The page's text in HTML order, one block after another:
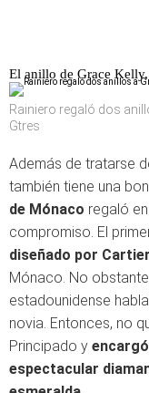
El anillo de Grace
Rainiero regaló dos
Gtres
Además de tratarse
también tiene una
de Mónaco regaló
compromiso. El
diseñado por Cartier
Mónaco. No
estadounidense
novia. Entonces, no
Principado y
espectacular